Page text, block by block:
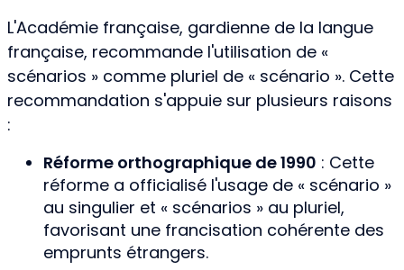
L'Académie française, gardienne de la langue
française, recommande l'utilisation de «
scénarios » comme pluriel de « scénario ». Cette
recommandation s'appuie sur plusieurs raisons
:
Réforme orthographique de 1990 : Cette
réforme a officialisé l'usage de « scénario »
au singulier et « scénarios » au pluriel,
favorisant une francisation cohérente des
emprunts étrangers.